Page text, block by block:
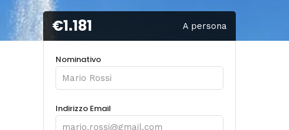
€1.181 A persona
Nominativo
Indirizzo Email